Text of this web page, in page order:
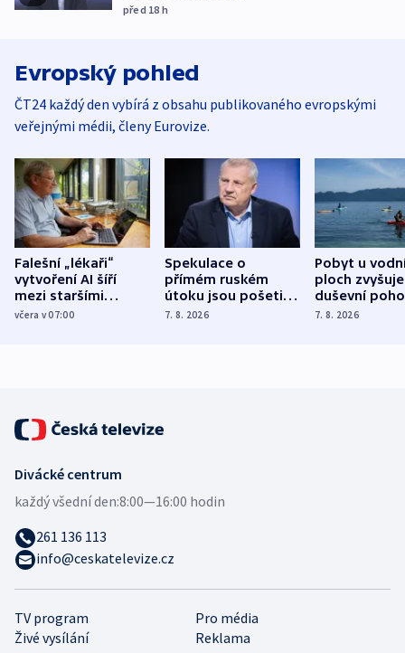
před 18 h
Evropský pohled
ČT24 každý den vybírá z obsahu publikovaného evropskými
veřejnými médii, členy Eurovize.
Falešní „lékaři“
vytvoření AI šíří
mezi staršími
Poláky nebezpečné
včera v 07:00
Spekulace o
přímém ruském
útoku jsou pošetilé,
míní estonský
7. 8. 2026
Pobyt u
ploch zvyšuje
duševní
ukázala
7. 8. 2026
TV program
Pro média
Živé vysílání
Reklama
Divácké centrum
každý všední den:8:00—16:00 hodin
261 136 113
info@ceskatelevize.cz